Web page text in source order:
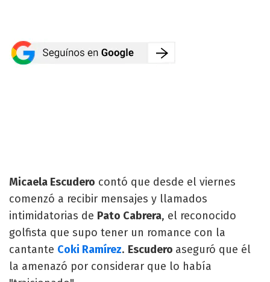
Micaela Escudero contó que desde el viernes
comenzó a recibir mensajes y llamados
intimidatorias de Pato Cabrera, el reconocido
golfista que supo tener un romance con la
cantante Coki Ramírez. Escudero aseguró que él
la amenazó por considerar que lo había